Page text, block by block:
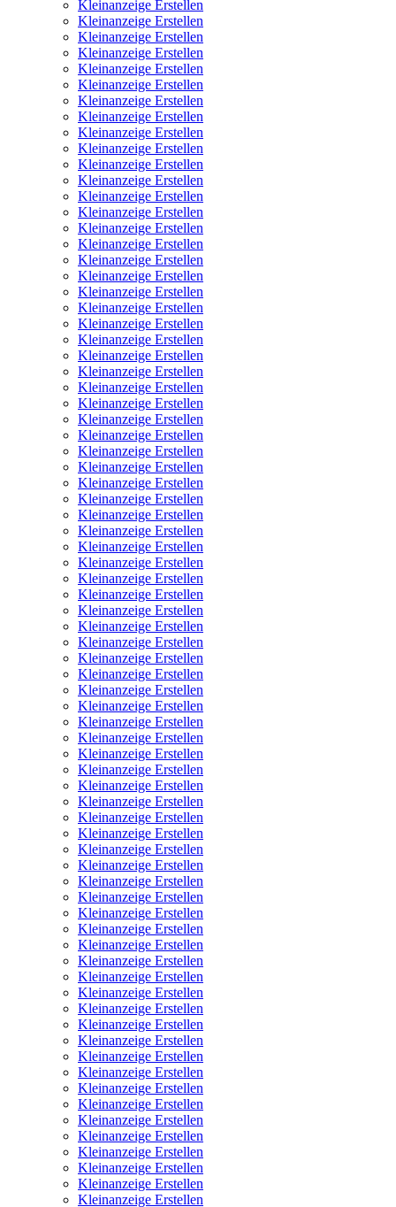
Kleinanzeige Erstellen
Kleinanzeige Erstellen
Kleinanzeige Erstellen
Kleinanzeige Erstellen
Kleinanzeige Erstellen
Kleinanzeige Erstellen
Kleinanzeige Erstellen
Kleinanzeige Erstellen
Kleinanzeige Erstellen
Kleinanzeige Erstellen
Kleinanzeige Erstellen
Kleinanzeige Erstellen
Kleinanzeige Erstellen
Kleinanzeige Erstellen
Kleinanzeige Erstellen
Kleinanzeige Erstellen
Kleinanzeige Erstellen
Kleinanzeige Erstellen
Kleinanzeige Erstellen
Kleinanzeige Erstellen
Kleinanzeige Erstellen
Kleinanzeige Erstellen
Kleinanzeige Erstellen
Kleinanzeige Erstellen
Kleinanzeige Erstellen
Kleinanzeige Erstellen
Kleinanzeige Erstellen
Kleinanzeige Erstellen
Kleinanzeige Erstellen
Kleinanzeige Erstellen
Kleinanzeige Erstellen
Kleinanzeige Erstellen
Kleinanzeige Erstellen
Kleinanzeige Erstellen
Kleinanzeige Erstellen
Kleinanzeige Erstellen
Kleinanzeige Erstellen
Kleinanzeige Erstellen
Kleinanzeige Erstellen
Kleinanzeige Erstellen
Kleinanzeige Erstellen
Kleinanzeige Erstellen
Kleinanzeige Erstellen
Kleinanzeige Erstellen
Kleinanzeige Erstellen
Kleinanzeige Erstellen
Kleinanzeige Erstellen
Kleinanzeige Erstellen
Kleinanzeige Erstellen
Kleinanzeige Erstellen
Kleinanzeige Erstellen
Kleinanzeige Erstellen
Kleinanzeige Erstellen
Kleinanzeige Erstellen
Kleinanzeige Erstellen
Kleinanzeige Erstellen
Kleinanzeige Erstellen
Kleinanzeige Erstellen
Kleinanzeige Erstellen
Kleinanzeige Erstellen
Kleinanzeige Erstellen
Kleinanzeige Erstellen
Kleinanzeige Erstellen
Kleinanzeige Erstellen
Kleinanzeige Erstellen
Kleinanzeige Erstellen
Kleinanzeige Erstellen
Kleinanzeige Erstellen
Kleinanzeige Erstellen
Kleinanzeige Erstellen
Kleinanzeige Erstellen
Kleinanzeige Erstellen
Kleinanzeige Erstellen
Kleinanzeige Erstellen
Kleinanzeige Erstellen
Kleinanzeige Erstellen